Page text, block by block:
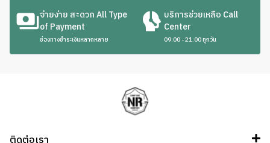
จ่ายง่าย สะดวก All Type
of Payment
ช่องทางชำระเงินหลากหลาย
บริการช่วยเหลือ Call
Center
09:00 - 21:00 ทุกวัน